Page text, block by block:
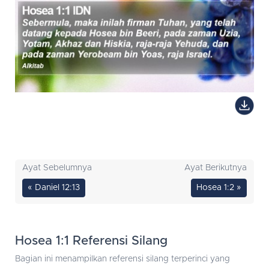
Ayat Sebelumnya
« Daniel 12:13
Ayat Berikutnya
Hosea 1:2 »
Hosea 1:1 Referensi Silang
Bagian ini menampilkan referensi silang terperinci yang